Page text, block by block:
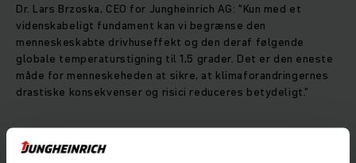
Dr. Lars Brzoska, CEO for Jungheinrich AG: "Kun med et
videnskabeligt fundament kan vi begrænse den
menneskeskabte drivhuseffekt og den deraf følgende
globale temperaturstigning til 1,5 grader. Det er den eneste
måde for menneskeheden at sikre, at klimaforandringernes
drastiske konsekvenser og risici reduceres betydeligt."
I 2021 blev Jungheinrich medlem af SBTi og forpligtede sig
officielt til at bidrage aktivt til at nå 1,5-graders klimamålet.